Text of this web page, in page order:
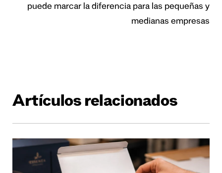
puede marcar la diferencia para las pequeñas y
medianas empresas
Artículos relacionados